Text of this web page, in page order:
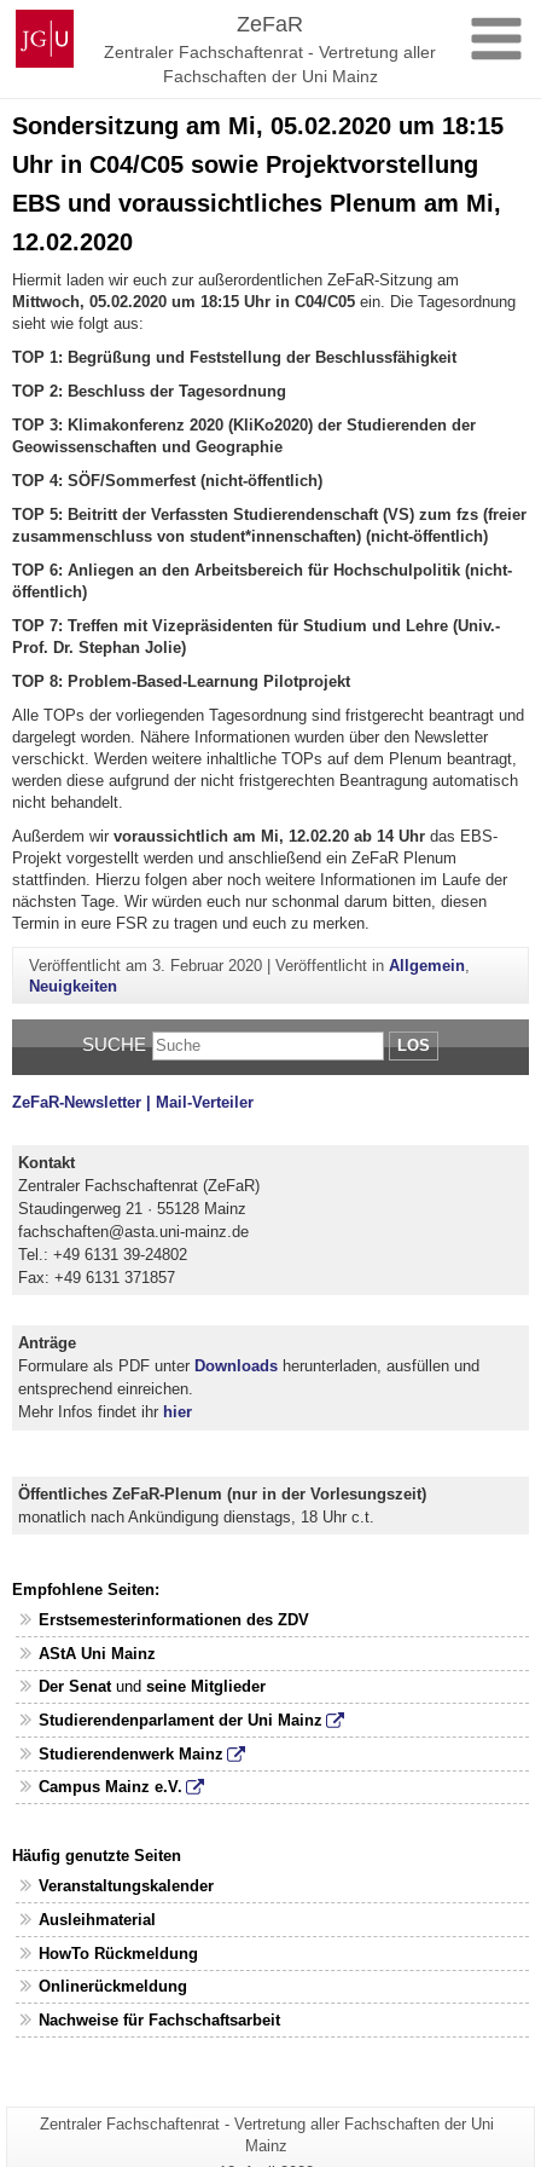
Zum
Inhalt
springen
Johannes
Gutenberg-
Universität
ZeFaR
Zentraler Fachschaftenrat - Vertretung aller
Fachschaften der Uni Mainz
Sondersitzung am Mi, 05.02.2020 um 18:15
Uhr in C04/C05 sowie Projektvorstellung
EBS und voraussichtliches Plenum am Mi,
12.02.2020
Hiermit laden wir euch zur außerordentlichen ZeFaR-Sitzung am
Mittwoch, 05.02.2020 um 18:15 Uhr in C04/C05 ein. Die Tagesordnung
sieht wie folgt aus:
TOP 1: Begrüßung und Feststellung der Beschlussfähigkeit
TOP 2: Beschluss der Tagesordnung
TOP 3: Klimakonferenz 2020 (KliKo2020) der Studierenden der
Geowissenschaften und Geographie
TOP 4: SÖF/Sommerfest (nicht-öffentlich)
TOP 5: Beitritt der Verfassten Studierendenschaft (VS) zum fzs (freier
zusammenschluss von student*innenschaften) (nicht-öffentlich)
TOP 6: Anliegen an den Arbeitsbereich für Hochschulpolitik (nicht-
öffentlich)
TOP 7: Treffen mit Vizepräsidenten für Studium und Lehre (Univ.-
Prof. Dr. Stephan Jolie)
TOP 8: Problem-Based-Learnung Pilotprojekt
Alle TOPs der vorliegenden Tagesordnung sind fristgerecht beantragt und
dargelegt worden. Nähere Informationen wurden über den Newsletter
verschickt. Werden weitere inhaltliche TOPs auf dem Plenum beantragt,
werden diese aufgrund der nicht fristgerechten Beantragung automatisch
nicht behandelt.
Außerdem wir voraussichtlich am Mi, 12.02.20 ab 14 Uhr das EBS-
Projekt vorgestellt werden und anschließend ein ZeFaR Plenum
stattfinden. Hierzu folgen aber noch weitere Informationen im Laufe der
nächsten Tage. Wir würden euch nur schonmal darum bitten, diesen
Termin in eure FSR zu tragen und euch zu merken.
Veröffentlicht am 3. Februar 2020| Veröffentlicht in Allgemein,
Neuigkeiten
SUCHE LOS
ZeFaR-Newsletter | Mail-Verteiler
Kontakt
Zentraler Fachschaftenrat (ZeFaR)
Staudingerweg 21 · 55128 Mainz
fachschaften@asta.uni-mainz.de
Tel.: +49 6131 39-24802
Fax: +49 6131 371857
Anträge
Formulare als PDF unter Downloads herunterladen, ausfüllen und
entsprechend einreichen.
Mehr Infos findet ihr hier
Öffentliches ZeFaR-Plenum (nur in der Vorlesungszeit)
monatlich nach Ankündigung dienstags, 18 Uhr c.t.
Empfohlene Seiten:
Erstsemesterinformationen des ZDV
AStA Uni Mainz
Der Senatund seine Mitglieder
Studierendenparlament der Uni Mainz
Studierendenwerk Mainz
Campus Mainz e.V.
Häufig genutzte Seiten
Veranstaltungskalender
Ausleihmaterial
HowTo Rückmeldung
Onlinerückmeldung
Nachweise für Fachschaftsarbeit
Zusätzliche
Informationen
Seiten-
Zentraler Fachschaftenrat - Vertretung aller Fachschaften der Uni
Mainz